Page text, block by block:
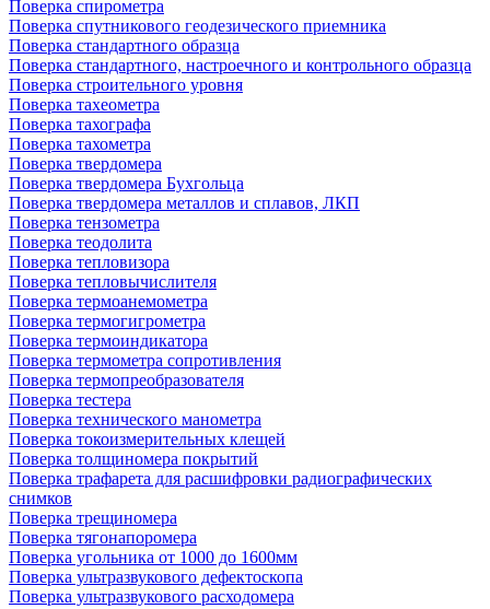
Поверка спирометра
Поверка спутникового геодезического приемника
Поверка стандартного образца
Поверка стандартного, настроечного и контрольного образца
Поверка строительного уровня
Поверка тахеометра
Поверка тахографа
Поверка тахометра
Поверка твердомера
Поверка твердомера Бухгольца
Поверка твердомера металлов и сплавов, ЛКП
Поверка тензометра
Поверка теодолита
Поверка тепловизора
Поверка тепловычислителя
Поверка термоанемометра
Поверка термогигрометра
Поверка термоиндикатора
Поверка термометра сопротивления
Поверка термопреобразователя
Поверка тестера
Поверка технического манометра
Поверка токоизмерительных клещей
Поверка толщиномера покрытий
Поверка трафарета для расшифровки радиографических
снимков
Поверка трещиномера
Поверка тягонапоромера
Поверка угольника от 1000 до 1600мм
Поверка ультразвукового дефектоскопа
Поверка ультразвукового расходомера